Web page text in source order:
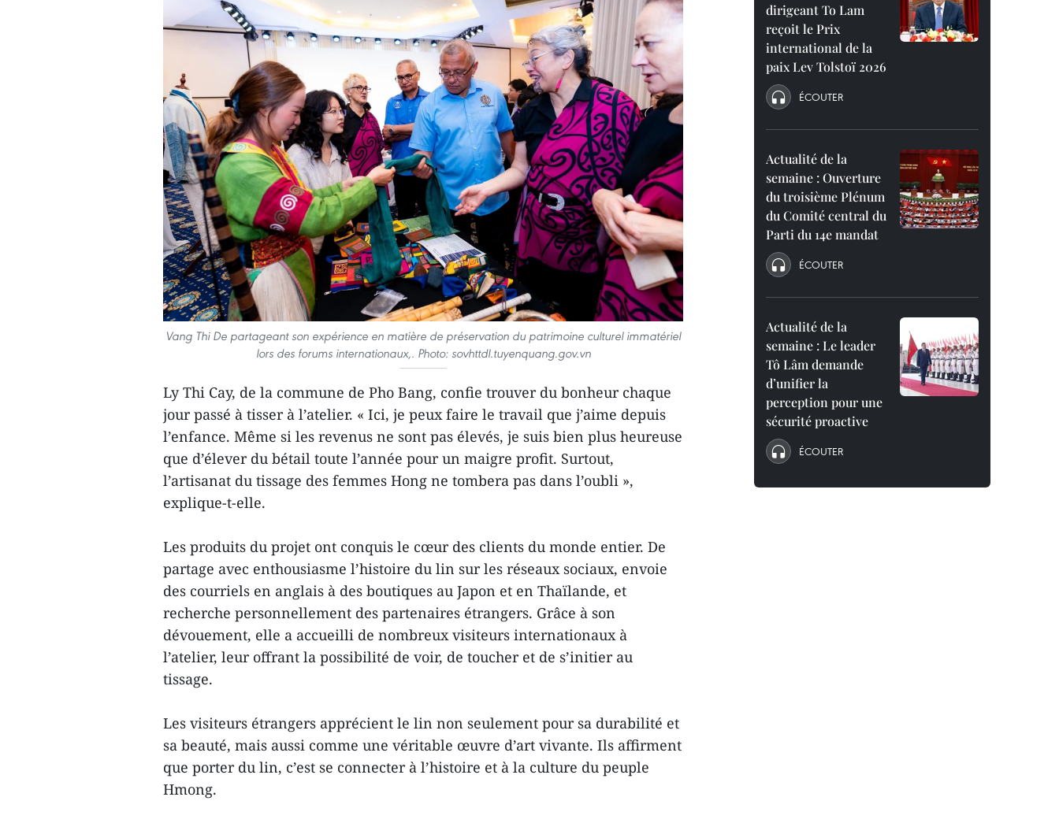
Vang Thi De partageant son expérience en matière de préservation du patrimoine culturel immatériel
lors des forums internationaux,. Photo: sovhttdl.tuyenquang.gov.vn
Ly Thi Cay, de la commune de Pho Bang, confie trouver du bonheur chaque
jour passé à tisser à l’atelier. « Ici, je peux faire le travail que j’aime depuis
l’enfance. Même si les revenus ne sont pas élevés, je suis bien plus heureuse
que d’élever du bétail toute l’année pour un maigre profit. Surtout,
l’artisanat du tissage des femmes Hong ne tombera pas dans l’oubli »,
explique-t-elle.
Les produits du projet ont conquis le cœur des clients du monde entier. De
partage avec enthousiasme l’histoire du lin sur les réseaux sociaux, envoie
des courriels en anglais à des boutiques au Japon et en Thaïlande, et
recherche personnellement des partenaires étrangers. Grâce à son
dévouement, elle a accueilli de nombreux visiteurs internationaux à
l’atelier, leur offrant la possibilité de voir, de toucher et de s’initier au
tissage.
Les visiteurs étrangers apprécient le lin non seulement pour sa durabilité et
sa beauté, mais aussi comme une véritable œuvre d’art vivante. Ils affirment
que porter du lin, c’est se connecter à l’histoire et à la culture du peuple
Hmong.
dirigeant To Lam
reçoit le Prix
international de la
paix Lev Tolstoï 2026
ÉCOUTER
Actualité de la
semaine : Ouverture
du troisième Plénum
du Comité central du
Parti du 14e mandat
ÉCOUTER
Actualité de la
semaine : Le leader
Tô Lâm demande
d’unifier la
perception pour une
sécurité proactive
ÉCOUTER